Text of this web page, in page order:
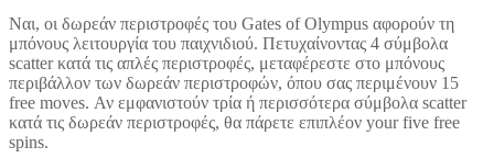
Ναι, οι δωρεάν περιστροφές του Gates of Olympus αφορούν τη
μπόνους λειτουργία του παιχνιδιού. Πετυχαίνοντας 4 σύμβολα
scatter κατά τις απλές περιστροφές, μεταφέρεστε στο μπόνους
περιβάλλον των δωρεάν περιστροφών, όπου σας περιμένουν 15
free moves. Αν εμφανιστούν τρία ή περισσότερα σύμβολα scatter
κατά τις δωρεάν περιστροφές, θα πάρετε επιπλέον your five free
spins.